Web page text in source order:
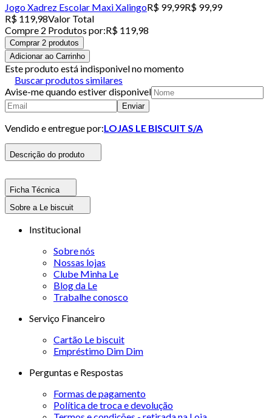
Jogo Xadrez Escolar Maxi XalingoR$ 99,99R$ 99,99
R$ 119,98Valor Total
Compre 2 Produtos por:R$ 119,98
Comprar 2 produtos
Adicionar ao Carrinho
Este produto está indisponivel no momento
Buscar produtos similares
Avise-me quando estiver disponivel
Enviar
Vendido e entregue por:LOJAS LE BISCUIT S/A
Descrição do produto
Ficha Técnica
Sobre a Le biscuit
Institucional
Sobre nós
Nossas lojas
Clube Minha Le
Blog da Le
Trabalhe conosco
Serviço Financeiro
Cartão Le biscuit
Empréstimo Dim Dim
Perguntas e Respostas
Formas de pagamento
Política de troca e devolução